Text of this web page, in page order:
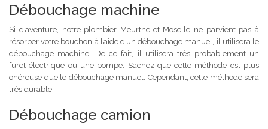
Débouchage machine
Si d’aventure, notre plombier Meurthe-et-Moselle ne parvient pas à
résorber votre bouchon à l’aide d’un débouchage manuel, il utilisera le
débouchage machine. De ce fait, il utilisera très probablement un
furet électrique ou une pompe. Sachez que cette méthode est plus
onéreuse que le débouchage manuel. Cependant, cette méthode sera
très durable.
Débouchage camion